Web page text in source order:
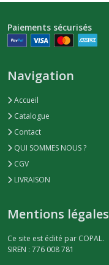
Paiements sécurisés
Navigation
Accueil
Catalogue
Contact
QUI SOMMES NOUS ?
CGV
LIVRAISON
Mentions légales
Ce site est édité par COPAL.
SIREN : 776 008 781